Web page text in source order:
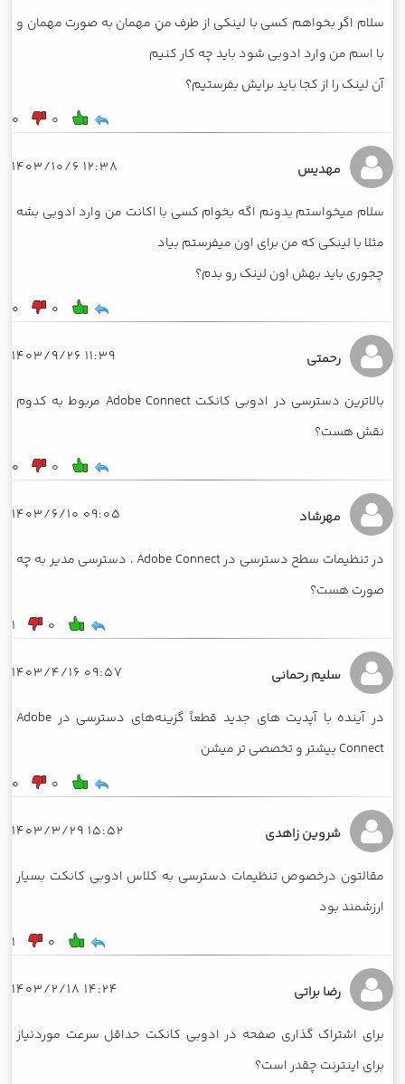
سلام اگر بخواهم کسی با لینکی از طرف منِ مهمان به صورت مهمان و
با اسم من وارد ادوبی شود باید چه کار کنیم
آن لینک را از کجا باید برایش بفرستیم؟
0
0
مهدیس 12:38 1403/10/6
سلام میخواستم بدونم اگه بخوام کسی با اکانت من وارد ادوبی بشه
مثلا با لینکی که من برای اون میفرستم بیاد
چجوری باید بهش اون لینک رو بدم؟
0
0
رحمتی 11:39 1403/9/26
بالاترین دسترسی در ادوبی کانکت Adobe Connect مربوط به کدوم
نقش هست؟
0
0
مهرشاد 09:05 1403/6/10
در تنظیمات سطح دسترسی در Adobe Connect ، دسترسی مدیر به چه
صورت هست؟
0
1
سلیم رحمانی 09:57 1403/4/16
در آینده با آپدیت های جدید قطعاً گزینه‌های دسترسی در Adobe
Connect بیشتر و تخصصی تر میشن
0
0
شروین زاهدی 15:52 1403/3/29
مقالتون درخصوص تنظیمات دسترسی به کلاس ادوبی کانکت بسیار
ارزشمند بود
0
1
رضا براتی 14:24 1403/2/18
برای اشتراک گذاری صفحه در ادوبی کانکت حداقل سرعت موردنیاز
برای اینترنت چقدر است؟